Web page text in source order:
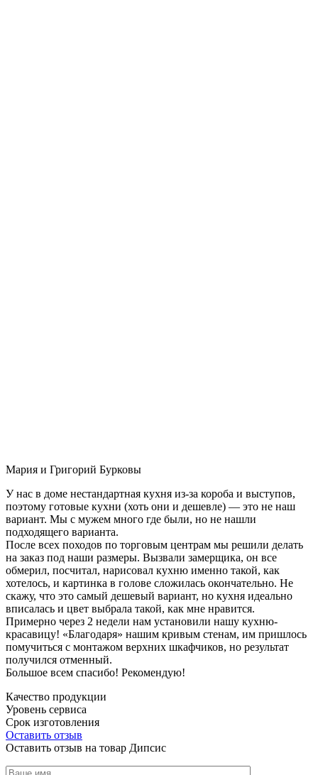
Мария и Григорий Бурковы
У нас в доме нестандартная кухня из-за короба и выступов,
поэтому готовые кухни (хоть они и дешевле) — это не наш
вариант. Мы с мужем много где были, но не нашли
подходящего варианта.
После всех походов по торговым центрам мы решили делать
на заказ под наши размеры. Вызвали замерщика, он все
обмерил, посчитал, нарисовал кухню именно такой, как
хотелось, и картинка в голове сложилась окончательно. Не
скажу, что это самый дешевый вариант, но кухня идеально
вписалась и цвет выбрала такой, как мне нравится.
Примерно через 2 недели нам установили нашу кухню-
красавицу! «Благодаря» нашим кривым стенам, им пришлось
помучиться с монтажом верхних шкафчиков, но результат
получился отменный.
Большое всем спасибо! Рекомендую!
Качество продукции
Уровень сервиса
Срок изготовления
Оставить отзыв
Оставить отзыв на товар Дипсис